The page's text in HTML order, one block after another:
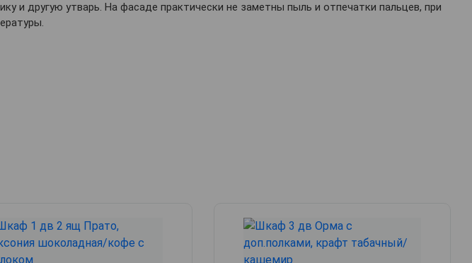
и другую утварь. На фасаде практически не заметны пыль и отпечатки пальцев, при